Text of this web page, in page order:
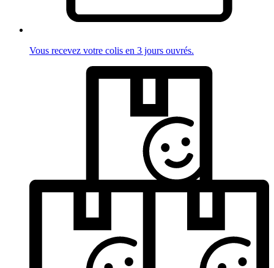
Vous recevez votre colis en 3 jours ouvrés.